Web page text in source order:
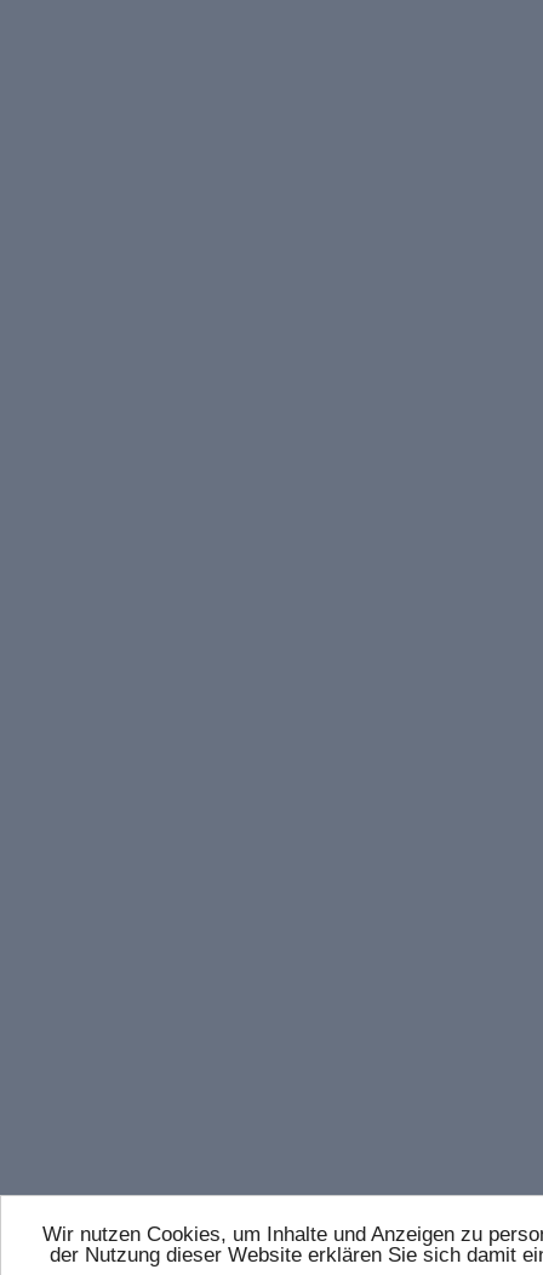
Wir nutzen Cookies, um Inhalte und Anzeigen zu
der Nutzung dieser Website erklären Sie sich damit